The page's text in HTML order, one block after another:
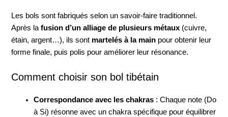
Les bols sont fabriqués selon un savoir-faire traditionnel.
Après lafusion d’un alliage de plusieurs métaux (cuivre,
étain, argent…), ils sont martelés à la main pour obtenir leur
forme finale, puis polis pour améliorer leur résonance.
Comment choisir son bol tibétain
Correspondance avec les chakras : Chaque note (Do
à Si) résonne avec un chakra spécifique pour équilibrer